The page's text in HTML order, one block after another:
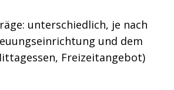
unterschiedlich, je nach
und dem
Freizeitangebot)